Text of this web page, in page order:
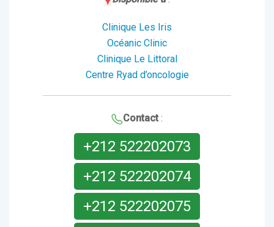
Clinique Les Iris
Océanic Clinic
Clinique Le Littoral
Centre Ryad d’oncologie
Contact :
+212 522202073
+212 522202074
+212 522202075